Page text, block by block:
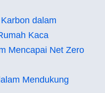
dalam
Kaca
Mencapai Net Zero
Mendukung